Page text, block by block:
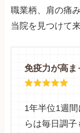
職業柄、肩の痛
当院を見つけて
免疫力が高ま
1年半位1週
らは毎日調